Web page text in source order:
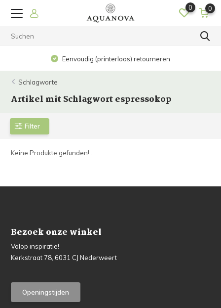
0 0
Eenvoudig (printerloos) retourneren
Schlagworte
Artikel mit Schlagwort espressokop
Filter
Keine Produkte gefunden!...
Bezoek onze winkel
Volop inspiratie!
Kerkstraat 78, 6031 CJ Nederweert
Openingstijden